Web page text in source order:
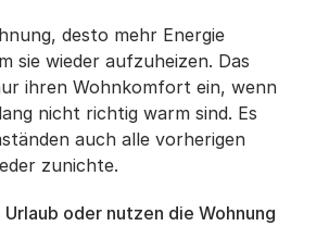
desto mehr Energie
sie wieder aufzuheizen. Das
ihren Wohnkomfort ein, wenn
nicht richtig warm sind. Es
auch alle vorherigen
zunichte.
oder nutzen die Wohnung